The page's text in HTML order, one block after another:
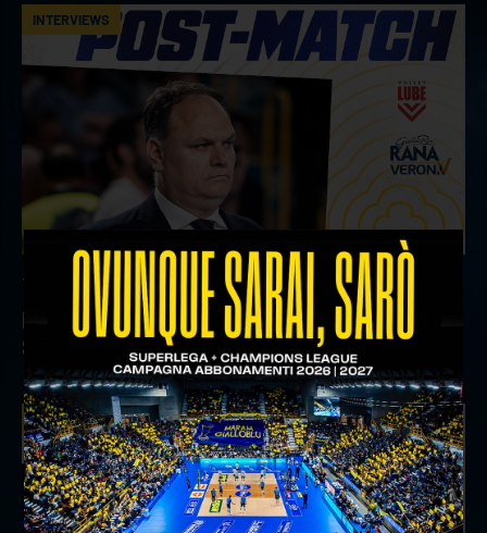
INTERVIEWS
18 aprile 2026
Il commento del ds Lami dopo Gara 4 delle
Semifinali Play Off
INTERVIEWS